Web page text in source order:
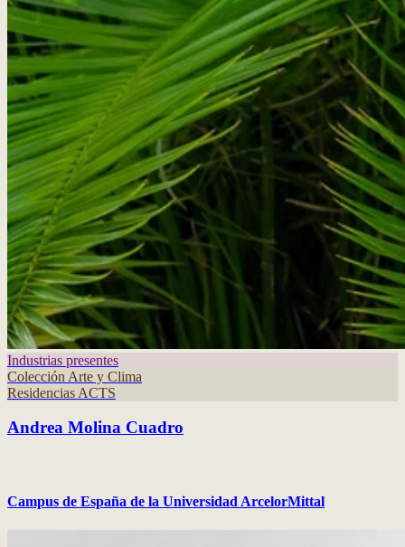
Industrias presentes
Colección Arte y Clima
Residencias ACTS
Andrea Molina Cuadro
Campus de España de la Universidad ArcelorMittal